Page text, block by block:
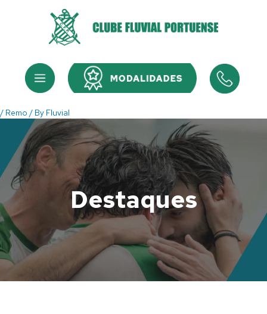
Menu Menu
/ Remo / By Fluvial
Destaques